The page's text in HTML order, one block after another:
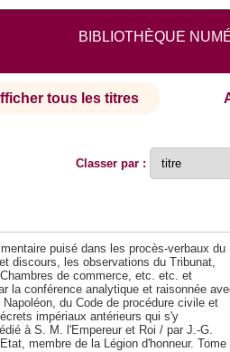
BIBLIOTHÈQUE
tous les titres
Classer par :
puisé dans les procès-verbaux du
discours, les observations du Tribunat,
de commerce, etc. etc. et
la conférence analytique et raisonnée
du Code de procédure civile et
impériaux antérieurs qui s'y
à S. M. l'Empereur et Roi / par J.-G.
membre de la Légion d'honneur. Tome